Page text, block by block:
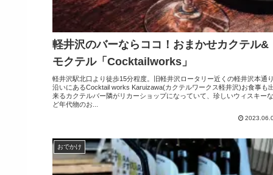
軽井沢のバーならココ！おまかせカクテル&
モクテル「Cocktailworks」
軽井沢駅北口より徒歩15分程度。旧軽井沢ロータリー近くの軽井沢本通
沿いにあるCocktail works Karuizawa(カクテルワークス軽井沢)お食事も
来るカクテルバー隣がリカーショップになっていて、珍しいウィスキーな
ど年代物のお...
おでかけ